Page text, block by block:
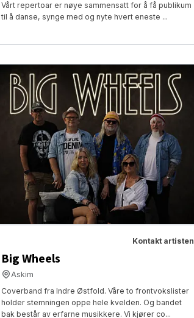
Vårt repertoar er nøye sammensatt for å få publikum
til å danse, synge med og nyte hvert eneste ...
Kontakt artisten
Big Wheels
Askim
Coverband fra Indre Østfold. Våre to frontvokslister
holder stemningen oppe hele kvelden. Og bandet
bak består av erfarne musikkere. Vi kjører co...